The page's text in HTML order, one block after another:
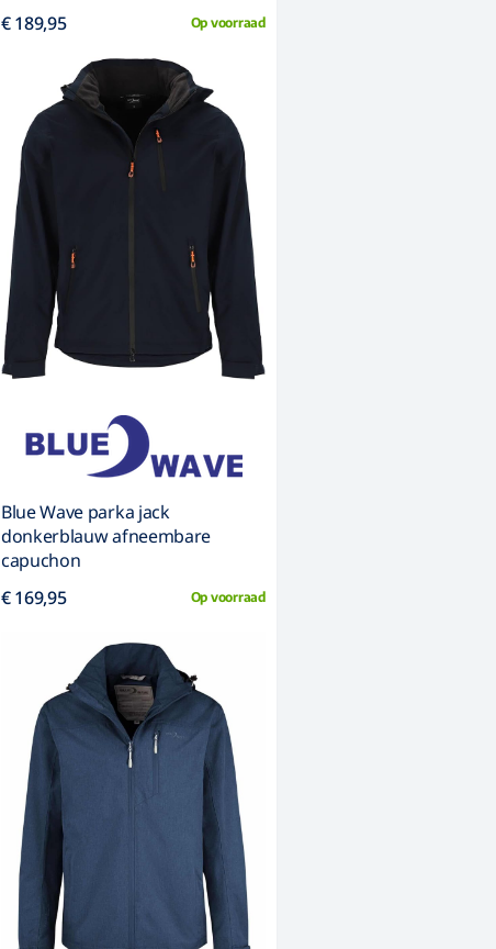
€ 189,95
Op voorraad
Blue Wave parka jack
donkerblauw afneembare
capuchon
€ 169,95
Op voorraad